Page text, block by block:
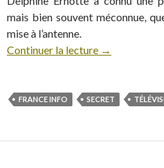
mais bien souvent méconnue,
mise à l’antenne.
Continuer la lecture →
FRANCE INFO SECRET